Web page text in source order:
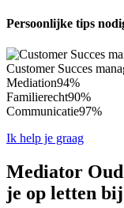
Persoonlijke tips
Customer Succes
Mediation94%
Familierecht90%
Communicatie97%
Ik help je graag
Mediator Oud
je op letten